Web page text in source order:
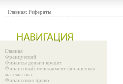
Главная: Рефераты
Главная
Французский
Финансы деньги кредит
Финансовый менеджмент финансовая
математика
Финансовое право